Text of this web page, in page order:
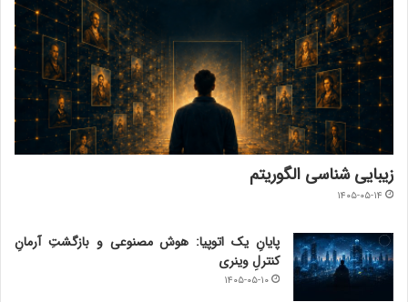
زیبایی شناسی الگوریتم
۱۴۰۵-۰۵-۱۴
پایانِ یک اتوپیا: هوش مصنوعی و بازگشتِ آرمانِ
کنترلِ وینری
۱۴۰۵-۰۵-۱۰